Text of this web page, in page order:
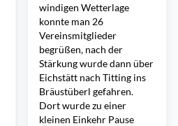
windigen Wetterlage
konnte man 26
Vereinsmitglieder
begrüßen, nach der
Stärkung wurde dann über
Eichstätt nach Titting ins
Bräustüberl gefahren.
Dort wurde zu einer
kleinen Einkehr Pause